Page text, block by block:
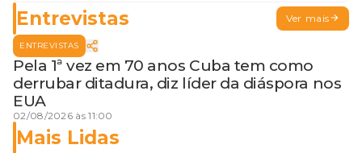
Entrevistas Ver mais
ENTREVISTAS
Pela 1ª vez em 70 anos Cuba tem como
derrubar ditadura, diz líder da diáspora nos
EUA
02/08/2026 às 11:00
Mais Lidas